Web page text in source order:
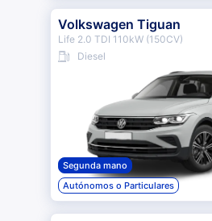
Volkswagen Tiguan
Life 2.0 TDI 110kW (150CV)
Diesel
Segunda mano
Autónomos o Particulares